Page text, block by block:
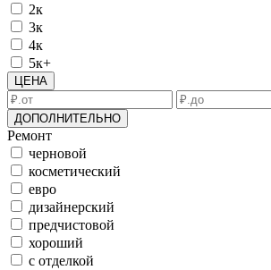
2к
3к
4к
5к+
ЦЕНА
ДОПОЛНИТЕЛЬНО
Ремонт
черновой
косметический
евро
дизайнерский
предчистовой
хороший
с отделкой